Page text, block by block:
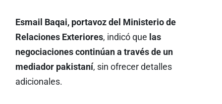
Esmail Baqai, portavoz del Ministerio de
Relaciones Exteriores, indicó que las
negociaciones continúan a través de un
mediador pakistaní, sin ofrecer detalles
adicionales.